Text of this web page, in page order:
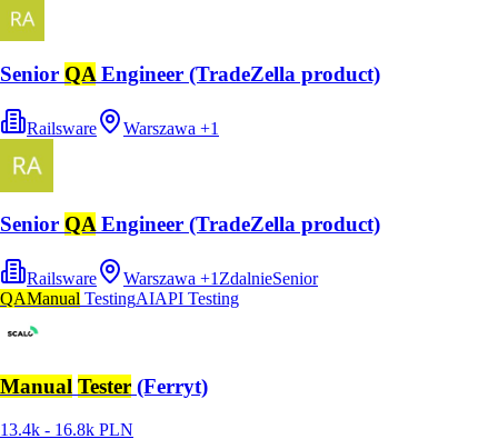
Senior QA Engineer (TradeZella product)
Railsware Warszawa +1
Senior QAEngineer (TradeZella product)
Railsware Warszawa +1 ZdalnieSenior
QAManual TestingAIAPI Testing
Manual Tester (Ferryt)
13.4k - 16.8k PLN